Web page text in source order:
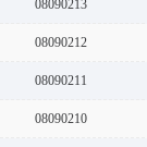
08090213
08090212
08090211
08090210